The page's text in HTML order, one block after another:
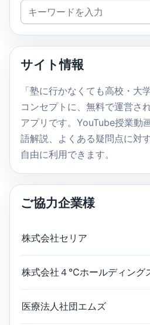
サ
イ
ト
検
索
サイト情報
「塾に行かなくても高校・大
コンセプトに、無料で運営さ
アプリです。YouTube授業動
語解説、よくある疑問点に対
自由に利用できます。
ご協力企業様
株式会社セリア
株式会社４℃ホールディング
医療法人社団エムズ